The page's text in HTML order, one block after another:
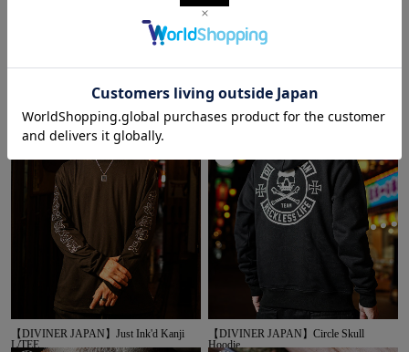
ラック）
【DIVINER JAPAN】Just Ink'd Kanji
L/TEE
【DIVINER JAPAN】Circle Skull
Hoodie